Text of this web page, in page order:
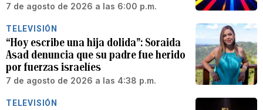
7 de agosto de 2026 a las 6:00 p.m.
TELEVISIÓN
“Hoy escribe una hija dolida”: Soraida
Asad denuncia que su padre fue herido
por fuerzas israelíes
7 de agosto de 2026 a las 4:38 p.m.
TELEVISIÓN